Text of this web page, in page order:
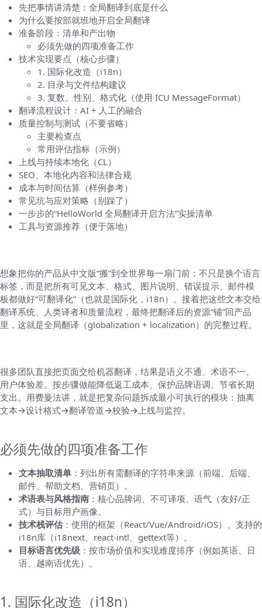
先把事情讲清楚：全局翻译到底是什么
为什么要按部就班地开启全局翻译
准备阶段：清单和产出物
必须先做的四项准备工作
技术实现要点（核心步骤）
1. 国际化改造（i18n）
2. 目录与文件结构建议
3. 复数、性别、格式化（使用 ICU MessageFormat）
翻译流程设计：AI + 人工的融合
质量控制与测试（不要省略）
主要检查点
常用评估指标（示例）
上线与持续本地化（CL）
SEO、本地化内容和法律合规
成本与时间估算（样例参考）
常见坑与应对策略（别踩了）
一步步的“HelloWorld 全局翻译开启方法”实操清单
工具与资源推荐（便于落地）
想象把你的产品从中文版“搬”到全世界每一扇门前：不只是换个语言
标签，而是把所有可见文本、格式、图片说明、错误提示、邮件模
板都做好“可翻译化”（也就是国际化，i18n）。接着把这些文本交给
翻译系统、人类译者和质量流程，最终把翻译后的资源“铺”回产品
里，这就是全局翻译（globalization + localization）的完整过程。
很多团队直接把页面交给机器翻译，结果是语义不通、术语不一、
用户体验差。按步骤做能降低返工成本、保护品牌语调、节省长期
支出。用费曼法讲，就是把复杂问题拆成最小可执行的模块：抽离
文本→设计格式→翻译管道→校验→上线与监控。
必须先做的四项准备工作
文本抽取清单 ：列出所有需翻译的字符串来源（前端、后端、
邮件、帮助文档、营销页）。
术语表与风格指南 ：核心品牌词、不可译项、语气（友好/正
式）与目标用户画像。
技术栈评估 ：使用的框架（React/Vue/Android/iOS）、支持的
i18n库（i18next、react-intl、gettext等）。
目标语言优先级 ：按市场价值和实现难度排序（例如英语、日
语、越南语优先）。
1. 国际化改造（i18n）